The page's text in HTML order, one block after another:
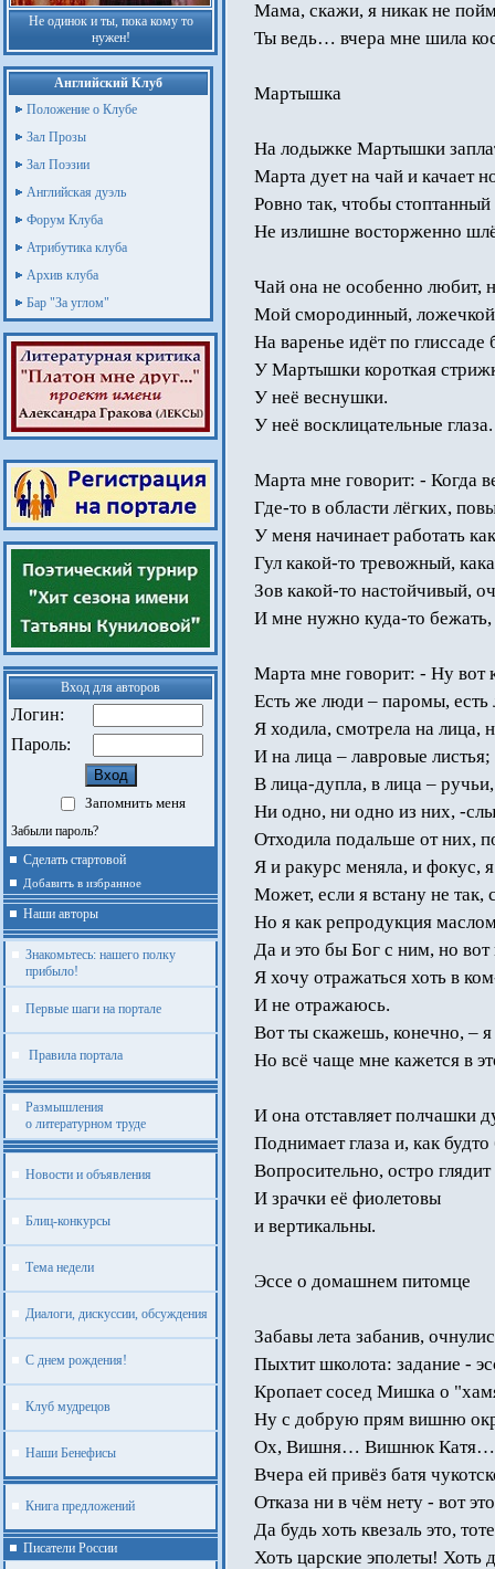
Не одинок и ты, пока кому то
нужен!
Английский Клуб
Положение о Клубе
Зал Прозы
Зал Поэзии
Английская дуэль
Форум Клуба
Атрибутика клуба
Архив клуба
Бар "За углом"
Вход для авторов
Логин:
Пароль:
Запомнить меня
Забыли пароль?
Сделать стартовой
Добавить в избранное
Наши авторы
Знакомьтесь: нашего полку
прибыло!
Первые шаги на портале
Правила портала
Размышления
о литературном труде
Новости и объявления
Блиц-конкурсы
Тема недели
Диалоги, дискуссии, обсуждения
С днем рождения!
Клуб мудрецов
Наши Бенефисы
Книга предложений
Писатели России
Мама, скажи, я никак не
Ты ведь… вчера мне шила
Мартышка
На лодыжке Мартышки
Марта дует на чай и качает
Ровно так, чтобы
Не излишне восторженно
Чай она не особенно любит,
Мой смородинный, ложечкой
На варенье идёт по глиссаде
У Мартышки короткая
У неё веснушки.
У неё восклицательные глаза.
Марта мне говорит: - Когда
Где-то в области лёгких,
У меня начинает работать
Гул какой-то тревожный,
Зов какой-то настойчивый,
И мне нужно куда-то
Марта мне говорит: - Ну вот
Есть же люди – паромы,
Я ходила, смотрела на лица,
И на лица – лавровые
В лица-дупла, в лица –
Ни одно, ни одно из них, -
Отходила подальше от них,
Я и ракурс меняла, и фокус,
Может, если я встану не так,
Но я как репродукция
Да и это бы Бог с ним, но вот
Я хочу отражаться хоть в
И не отражаюсь.
Вот ты скажешь, конечно, –
Но всё чаще мне кажется в
И она отставляет полчашки
Поднимает глаза и, как
Вопросительно, остро
И зрачки её фиолетовы
и вертикальны.
Эссе о домашнем питомце
Забавы лета забанив,
Пыхтит школота: задание -
Кропает сосед Мишка о
Ну с добрую прям вишню
Ох, Вишня… Вишнюк Катя…
Вчера ей привёз батя
Отказа ни в чём нету - вот
Да будь хоть квезаль это,
Хоть царские эполеты! Хоть